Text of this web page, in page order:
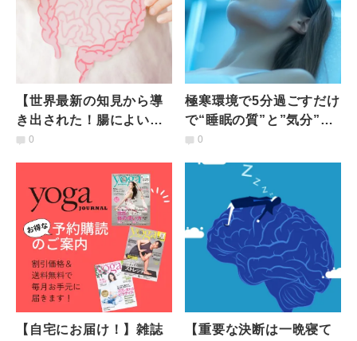
【世界最新の知見から導
き出された！腸によい食
事】腸が大喜びする7つの
0
極寒環境で5分過ごすだけ
で“睡眠の質”と”気分”が
劇的向上！？冷水浴がも
0
【自宅にお届け！】雑誌 【重要な決断は一晩寝て